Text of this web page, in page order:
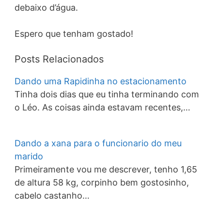
debaixo d’água.
Espero que tenham gostado!
Posts Relacionados
Dando uma Rapidinha no estacionamento
Tinha dois dias que eu tinha terminando com
o Léo. As coisas ainda estavam recentes,…
Dando a xana para o funcionario do meu
marido
Primeiramente vou me descrever, tenho 1,65
de altura 58 kg, corpinho bem gostosinho,
cabelo castanho…